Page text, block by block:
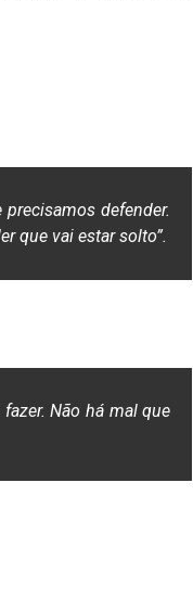
defender.
que vai estar solto”.
Não há mal que